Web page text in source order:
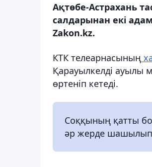
Ақтөбе-Астрахань
салдарынан екі
Zakon.kz.
КТК телеарнасының
Қарауылкелді ауылы
өртеніп кетеді.
Соққының қатты
әр жерде шашылып